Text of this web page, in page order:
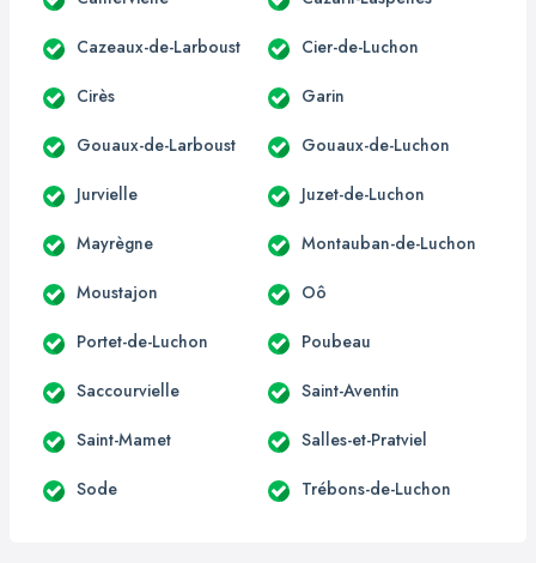
Cazeaux-de-Larboust Cier-de-Luchon
Cirès Garin
Gouaux-de-Larboust Gouaux-de-Luchon
Jurvielle Juzet-de-Luchon
Mayrègne Montauban-de-Luchon
Moustajon Oô
Portet-de-Luchon Poubeau
Saccourvielle Saint-Aventin
Saint-Mamet Salles-et-Pratviel
Sode Trébons-de-Luchon